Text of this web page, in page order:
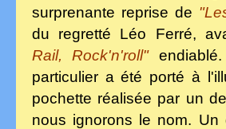
surprenante reprise de
du regretté Léo Ferré,
Rail, Rock'n'roll"
particulier a été porté à
pochette réalisée par un
nous ignorons le nom. Un